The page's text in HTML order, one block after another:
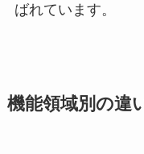
ばれています。
機能領域別の違